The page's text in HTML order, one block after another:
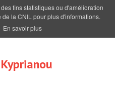
fins statistiques ou d'amélioration
la CNIL pour plus d'informations.
En savoir plus